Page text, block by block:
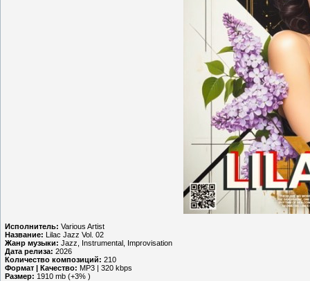
Исполнитель: Various Artist
Название: Lilac Jazz Vol. 02
Жанр музыки: Jazz, Instrumental, Improvisation
Дата релиза: 2026
Количество композиций: 210
Формат | Качество: MP3 | 320 kbps
Размер: 1910 mb (+3% )